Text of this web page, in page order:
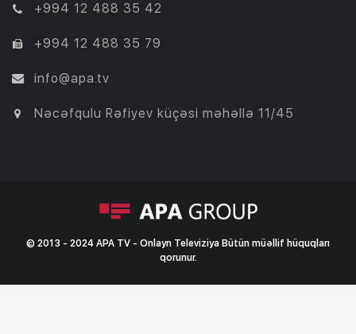
+994 12 488 35 42
+994 12 488 35 79
info@apa.tv
Nəcəfqulu Rəfiyev küçəsi məhəllə 11/45
© 2013 - 2024 APA TV - Onlayn Televiziya Bütün müəllif hüquqları
qorunur.